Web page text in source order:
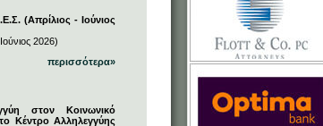
(Απρίλιος - Ιούνιος
2026)
περισσότερα»
στον Κοινωνικό
Κέντρο Αλληλεγγύης